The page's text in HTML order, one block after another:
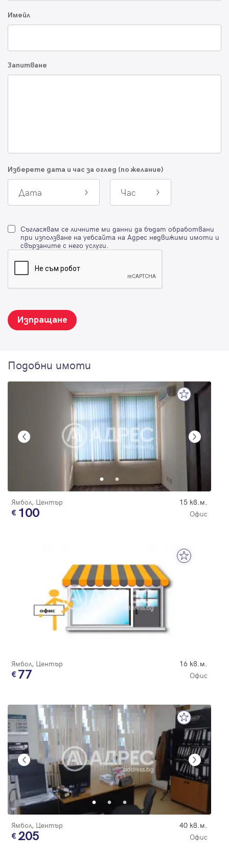
Имейл
Запитване
Изберете дата и час за оглед (по желание)
Дата Час
Съгласявам се личните ми данни да бъдат обработвани
при използване на уебсайта на Адрес недвижими имоти и
свързаните с него услуги.
Изпращане
Подобни имоти
Ямбол, Център 15 кв.м.
100 Офис
Ямбол, Център 16 кв.м.
77 Офис
Ямбол, Център 40 кв.м.
205 Офис